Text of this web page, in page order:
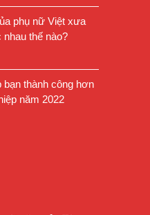
phụ nữ Việt xưa
thế nào?
bạn thành công hơn
năm 2022